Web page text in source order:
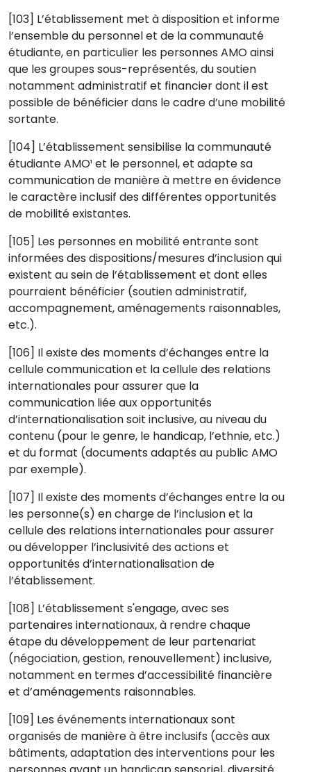
[103] L’établissement met à disposition et informe
l’ensemble du personnel et de la communauté
étudiante, en particulier les personnes AMO ainsi
que les groupes sous-représentés, du soutien
notamment administratif et financier dont il est
possible de bénéficier dans le cadre d’une mobilité
sortante.
[104] L’établissement sensibilise la communauté
étudiante AMO¹ et le personnel, et adapte sa
communication de manière à mettre en évidence
le caractère inclusif des différentes opportunités
de mobilité existantes.
[105] Les personnes en mobilité entrante sont
informées des dispositions/mesures d’inclusion qui
existent au sein de l’établissement et dont elles
pourraient bénéficier (soutien administratif,
accompagnement, aménagements raisonnables,
etc.).
[106] Il existe des moments d’échanges entre la
cellule communication et la cellule des relations
internationales pour assurer que la
communication liée aux opportunités
d’internationalisation soit inclusive, au niveau du
contenu (pour le genre, le handicap, l’ethnie, etc.)
et du format (documents adaptés au public AMO
par exemple).
[107] Il existe des moments d’échanges entre la ou
les personne(s) en charge de l’inclusion et la
cellule des relations internationales pour assurer
ou développer l’inclusivité des actions et
opportunités d’internationalisation de
l’établissement.
[108] L’établissement s'engage, avec ses
partenaires internationaux, à rendre chaque
étape du développement de leur partenariat
(négociation, gestion, renouvellement) inclusive,
notamment en termes d’accessibilité financière
et d’aménagements raisonnables.
[109] Les événements internationaux sont
organisés de manière à être inclusifs (accès aux
bâtiments, adaptation des interventions pour les